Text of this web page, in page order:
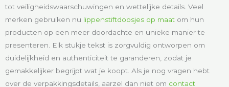
tot veiligheidswaarschuwingen en wettelijke details. Veel
merken gebruiken nu lippenstiftdoosjes op maat om hun
producten op een meer doordachte en unieke manier te
presenteren. Elk stukje tekst is zorgvuldig ontworpen om
duidelijkheid en authenticiteit te garanderen, zodat je
gemakkelijker begrijpt wat je koopt. Als je nog vragen hebt
over de verpakkingsdetails, aarzel dan niet om contact